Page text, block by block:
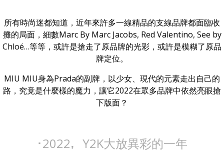
所有時尚迷都知道，近年來許多一線精品的支線品牌都面臨收
攤的局面，細數Marc By Marc Jacobs, Red Valentino, See by
Chloé…等等，或許是搶走了原品牌的光彩，或許是模糊了原品
牌定位。
MIU MIU身為Prada的副牌，以少女、現代的元素走出自己的
路，究竟是什麼樣的魔力，讓它2022在眾多品牌中依然亮眼搶
下版面？
･2022，Y2K大放異彩的一年